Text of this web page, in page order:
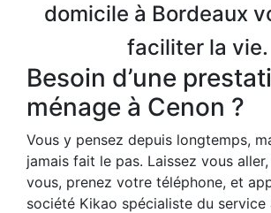
domicile à Bordeaux
faciliter la vie.
Besoin d’une
ménage à Cenon ?
Vous y pensez depuis longtemps,
jamais fait le pas. Laissez vous
vous, prenez votre téléphone, et
société Kikao spécialiste du service